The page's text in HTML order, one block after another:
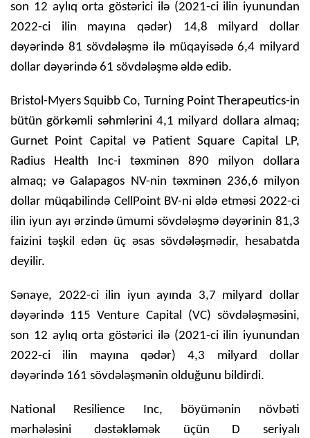
son 12 aylıq orta göstərici ilə (2021-ci ilin iyunundan
2022-ci ilin mayına qədər) 14,8 milyard dollar
dəyərində 81 sövdələşmə ilə müqayisədə 6,4 milyard
dollar dəyərində 61 sövdələşmə əldə edib.
Bristol-Myers Squibb Co, Turning Point Therapeutics-in
bütün görkəmli səhmlərini 4,1 milyard dollara almaq;
Gurnet Point Capital və Patient Square Capital LP,
Radius Health Inc-i təxminən 890 milyon dollara
almaq; və Galapagos NV-nin təxminən 236,6 milyon
dollar müqabilində CellPoint BV-ni əldə etməsi 2022-ci
ilin iyun ayı ərzində ümumi sövdələşmə dəyərinin 81,3
faizini təşkil edən üç əsas sövdələşmədir, hesabatda
deyilir.
Sənaye, 2022-ci ilin iyun ayında 3,7 milyard dollar
dəyərində 115 Venture Capital (VC) sövdələşməsini,
son 12 aylıq orta göstərici ilə (2021-ci ilin iyunundan
2022-ci ilin mayına qədər) 4,3 milyard dollar
dəyərində 161 sövdələşmənin olduğunu bildirdi.
National Resilience Inc, böyümənin növbəti
mərhələsini dəstəkləmək üçün D seriyalı